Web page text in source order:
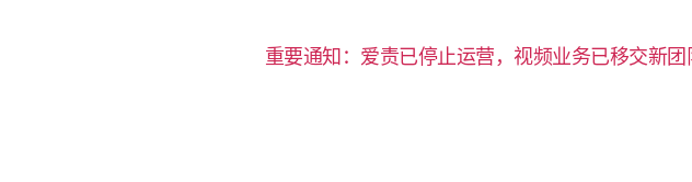
重要通知：爱责已停止运营，视频业务已移交新团